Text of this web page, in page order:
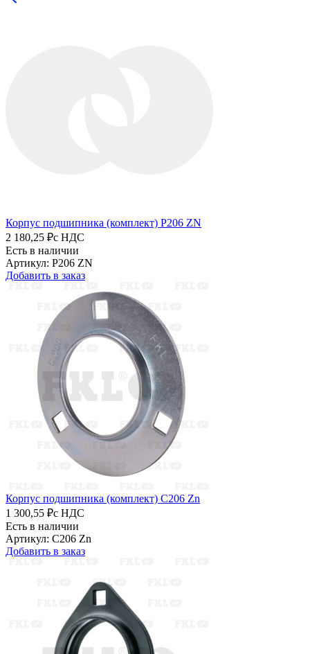
Корпус подшипника (комплект) P206 ZN
2 180,25 ₽с НДС
Есть в наличии
Артикул: P206 ZN
Добавить в заказ
Корпус подшипника (комплект) C206 Zn
1 300,55 ₽с НДС
Есть в наличии
Артикул: C206 Zn
Добавить в заказ